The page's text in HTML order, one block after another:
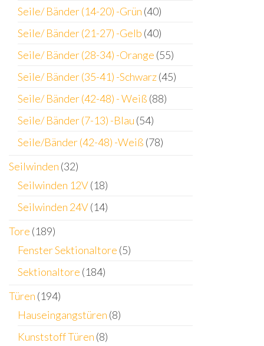
Seile/ Bänder (14-20) -Grün (40)
Seile/ Bänder (21-27) -Gelb (40)
Seile/ Bänder (28-34) -Orange (55)
Seile/ Bänder (35-41) -Schwarz(45)
Seile/ Bänder (42-48) - Weiß (88)
Seile/ Bänder (7-13) -Blau (54)
Seile/Bänder (42-48) -Weiß (78)
Seilwinden (32)
Seilwinden 12V(18)
Seilwinden 24V(14)
Tore (189)
Fenster Sektionaltore (5)
Sektionaltore (184)
Türen (194)
Hauseingangstüren (8)
Kunststoff Türen (8)